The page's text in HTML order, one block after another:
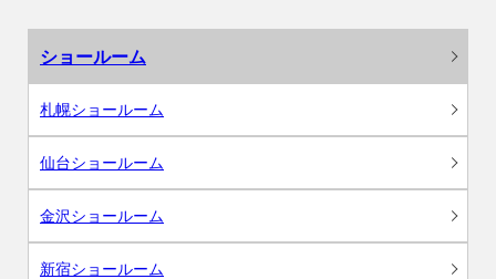
ショールーム
札幌ショールーム
仙台ショールーム
金沢ショールーム
新宿ショールーム